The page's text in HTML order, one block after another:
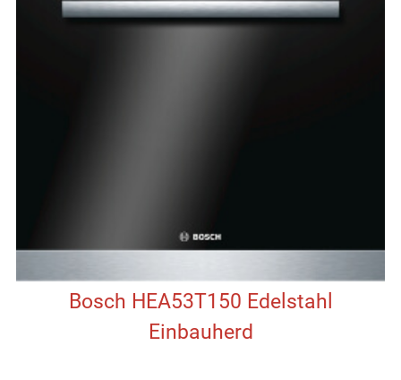
Bosch HEA53T150 Edelstahl
Einbauherd